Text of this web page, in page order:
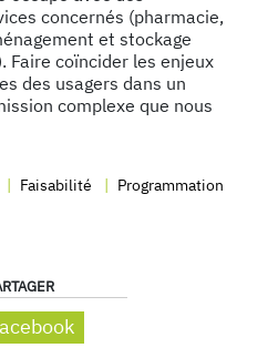
concernés (pharmacie,
et stockage
Faire coïncider les enjeux
des usagers dans un
complexe que nous
Faisabilité Programmation